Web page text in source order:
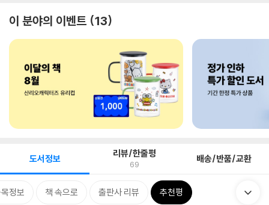
이 분야의 이벤트 13
도서정보 리뷰/한줄평
69 배송/반품/교환
정보 책 속으로 출판사 리뷰 추천평